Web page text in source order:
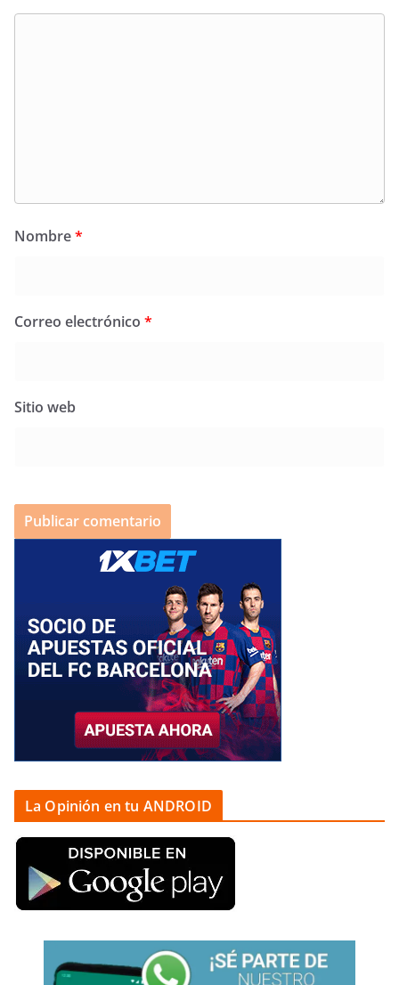
Nombre*
Correo electrónico *
Sitio web
La Opinión en tu ANDROID